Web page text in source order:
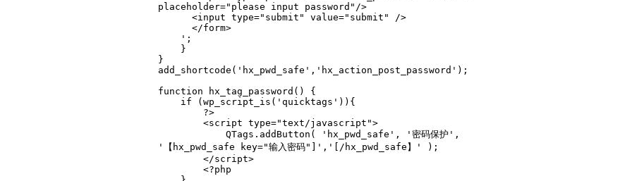
placeholder="please input password"/>
}
add_shortcode('hx_pwd_safe','hx_action_post_password');
function hx_tag_password() {
'【hx_pwd_safe key="输入密码"]','[/hx_pwd_safe】' );